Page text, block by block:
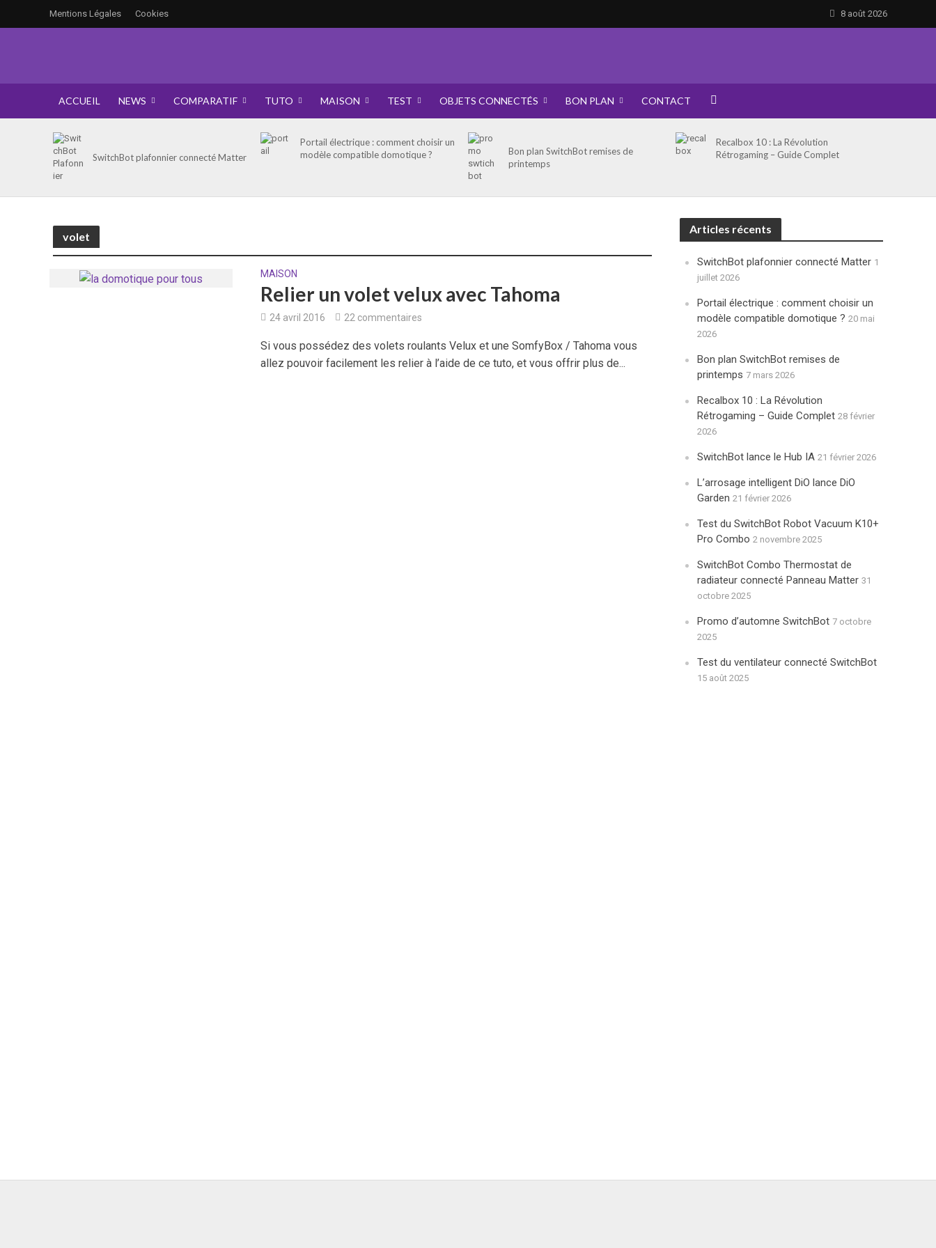
Mentions Légales Cookies 8 août 2026
ACCUEIL NEWS COMPARATIF TUTO MAISON TEST OBJETS CONNECTÉS BON PLAN CONTACT
SwitchBot plafonnier connecté Matter
Portail électrique : comment choisir un
modèle compatible domotique ?
Bon plan SwitchBot remises de
printemps
Recalbox 10 : La Révolution
Rétrogaming – Guide Complet
volet
MAISON
Relier un volet velux avec Tahoma
24 avril 2016 22 commentaires
Si vous possédez des volets roulants Velux et une SomfyBox / Tahoma vous
allez pouvoir facilement les relier à l’aide de ce tuto, et vous offrir plus de...
Articles récents
SwitchBot plafonnier connecté Matter 1
juillet 2026
Portail électrique : comment choisir un
modèle compatible domotique ? 20 mai
2026
Bon plan SwitchBot remises de
printemps 7 mars 2026
Recalbox 10 : La Révolution
Rétrogaming – Guide Complet 28 février
2026
SwitchBot lance le Hub IA 21 février 2026
L’arrosage intelligent DiO lance DiO
Garden 21 février 2026
Test du SwitchBot Robot Vacuum K10+
Pro Combo 2 novembre 2025
SwitchBot Combo Thermostat de
radiateur connecté Panneau Matter 31
octobre 2025
Promo d’automne SwitchBot 7 octobre
2025
Test du ventilateur connecté SwitchBot
15 août 2025